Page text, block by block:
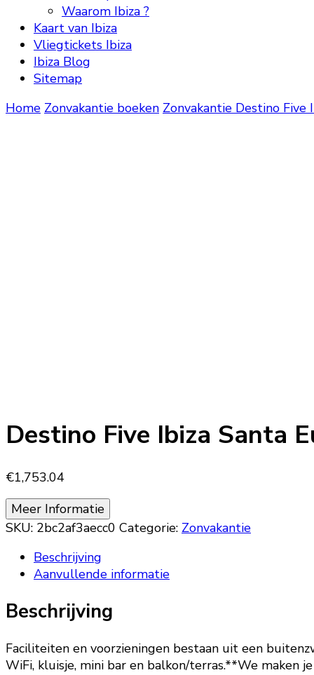
Waarom Ibiza ?
Kaart van Ibiza
Vliegtickets Ibiza
Ibiza Blog
Sitemap
Home Zonvakantie boeken Zonvakantie Destino Five
Destino Five Ibiza Santa
€1,753.04
Meer Informatie
SKU: 2bc2af3aecc0 Categorie: Zonvakantie
Beschrijving
Aanvullende informatie
Beschrijving
Faciliteiten en voorzieningen bestaan uit een
WiFi, kluisje, mini bar en balkon/terras.**We